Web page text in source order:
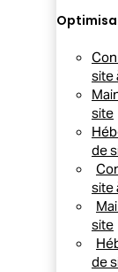
site
site
de
site
site
de